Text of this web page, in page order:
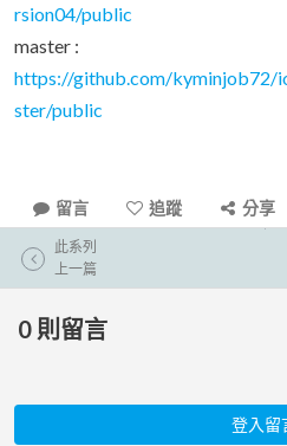
rsion04/public
master :
https://github.com/kyminjob72/
ster/public
留言 追蹤 分享
此系列
上一篇
0 則留言
登入留